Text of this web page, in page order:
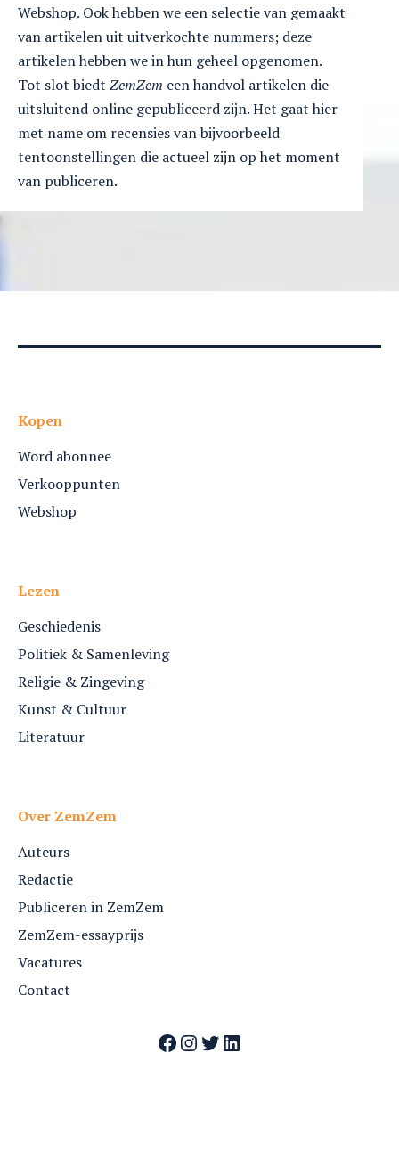
Webshop. Ook hebben we een selectie van gemaakt
van artikelen uit uitverkochte nummers; deze
artikelen hebben we in hun geheel opgenomen.
Tot slot biedt ZemZem een handvol artikelen die
uitsluitend online gepubliceerd zijn. Het gaat hier
met name om recensies van bijvoorbeeld
tentoonstellingen die actueel zijn op het moment
van publiceren.
Kopen
Word abonnee
Verkooppunten
Webshop
Lezen
Geschiedenis
Politiek & Samenleving
Religie & Zingeving
Kunst & Cultuur
Literatuur
Over ZemZem
Auteurs
Redactie
Publiceren in ZemZem
ZemZem-essayprijs
Vacatures
Contact
Facebook
Instagram
Twitter
LinkedIn